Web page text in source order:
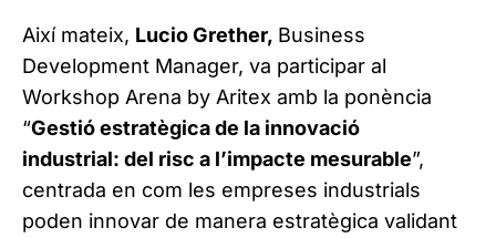
Així mateix, Lucio Grether, Business
Development Manager, va participar al
Workshop Arena by Aritex amb la ponència
“Gestió estratègica de la innovació
industrial: del risc a l’impacte mesurable”,
centrada en com les empreses industrials
poden innovar de manera estratègica validant